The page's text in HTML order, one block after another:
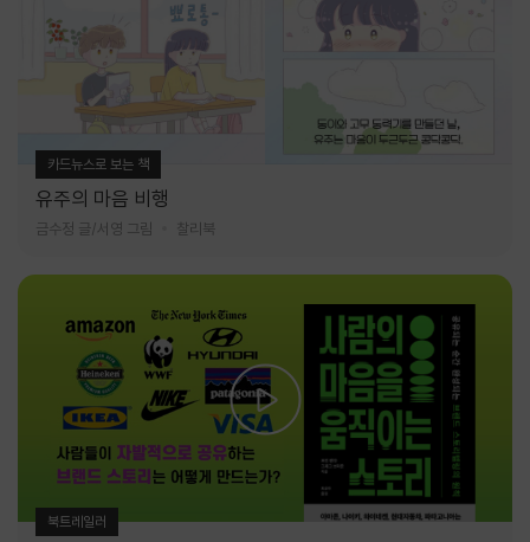
카드뉴스로 보는 책
유주의 마음 비행
금수정 글/서영 그림 찰리북
북트레일러